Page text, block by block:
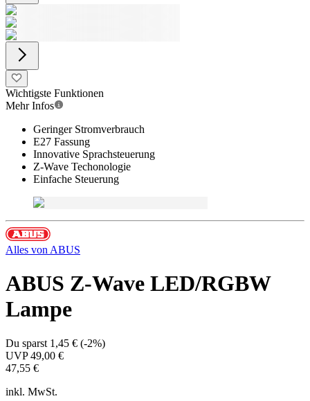
Wichtigste Funktionen
Mehr Infos
Geringer Stromverbrauch
E27 Fassung
Innovative Sprachsteuerung
Z-Wave Techonologie
Einfache Steuerung
Alles von ABUS
ABUS Z-Wave LED/RGBW
Lampe
Du sparst 1,45 € (-2%)
UVP49,00 €
47,55 €
inkl. MwSt.